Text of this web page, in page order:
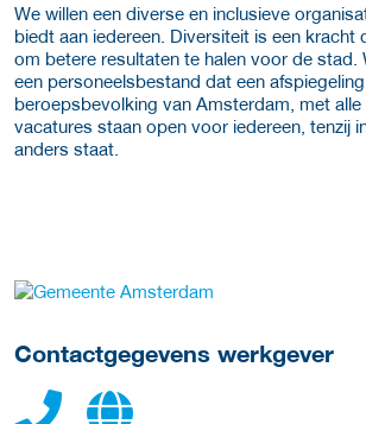
We willen een diverse en inclusieve
biedt aan iedereen. Diversiteit is een kracht
om betere resultaten te halen voor de stad.
een personeelsbestand dat een
beroepsbevolking van Amsterdam, met alle
vacatures staan open voor iedereen, tenzij
anders staat.
Meer werkgever details
Contactgegevens werkgever